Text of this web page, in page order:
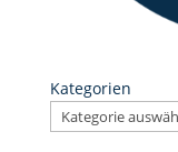
Kategorien